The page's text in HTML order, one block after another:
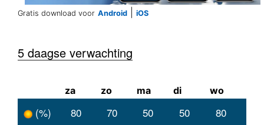
Gratis download voor Android iOS
5 daagse verwachting
za zo ma di wo
(%) 80 70 50 50
80